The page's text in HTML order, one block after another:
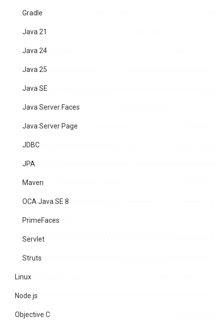
Gradle
Java 21
Java 24
Java 25
Java SE
Java Server Faces
Java Server Page
JDBC
JPA
Maven
OCA Java SE 8
PrimeFaces
Servlet
Struts
Linux
Node.js
Objective C